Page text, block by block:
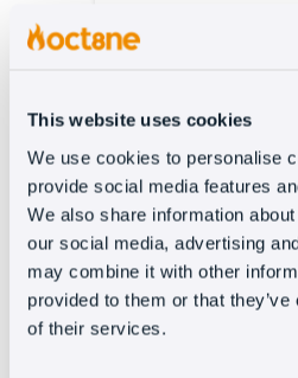
This website uses cookies
We use cookies to personalise
provide social media features
We also share information
our social media, advertising
may combine it with other
provided to them or that
of their services.